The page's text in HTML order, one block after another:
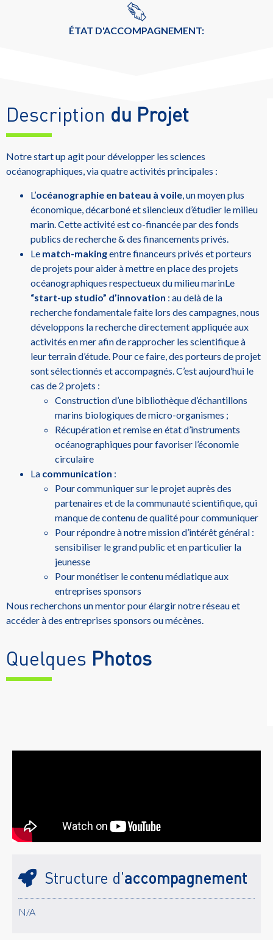
ÉTAT D'ACCOMPAGNEMENT:
Description du Projet
Notre start up agit pour développer les sciences
océanographiques, via quatre activités principales :
L’océanographie en bateau à voile , un moyen plus
économique, décarboné et silencieux d’étudier le milieu
marin. Cette activité est co-financée par des fonds
publics de recherche & des financements privés.
Le match-makingentre financeurs privés et porteurs
de projets pour aider à mettre en place des projets
océanographiques respectueux du milieu marinLe
“start-up studio” d’innovation : au delà de la
recherche fondamentale faite lors des campagnes, nous
développons la recherche directement appliquée aux
activités en mer afin de rapprocher les scientifique à
leur terrain d’étude. Pour ce faire, des porteurs de projet
sont sélectionnés et accompagnés. C’est aujourd’hui le
cas de 2 projets :
Construction d’une bibliothèque d’échantillons
marins biologiques de micro-organismes ;
Récupération et remise en état d’instruments
océanographiques pour favoriser l’économie
circulaire
La communication :
Pour communiquer sur le projet auprès des
partenaires et de la communauté scientifique, qui
manque de contenu de qualité pour communiquer
Pour répondre à notre mission d’intérêt général :
sensibiliser le grand public et en particulier la
jeunesse
Pour monétiser le contenu médiatique aux
entreprises sponsors
Nous recherchons un mentor pour élargir notre réseau et
accéder à des entreprises sponsors ou mécènes.
Quelques Photos
Structure d'accompagnement
N/A